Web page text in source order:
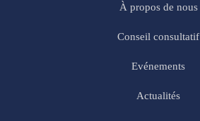
À propos de nous
Conseil consultatif
Evénements
Actualités